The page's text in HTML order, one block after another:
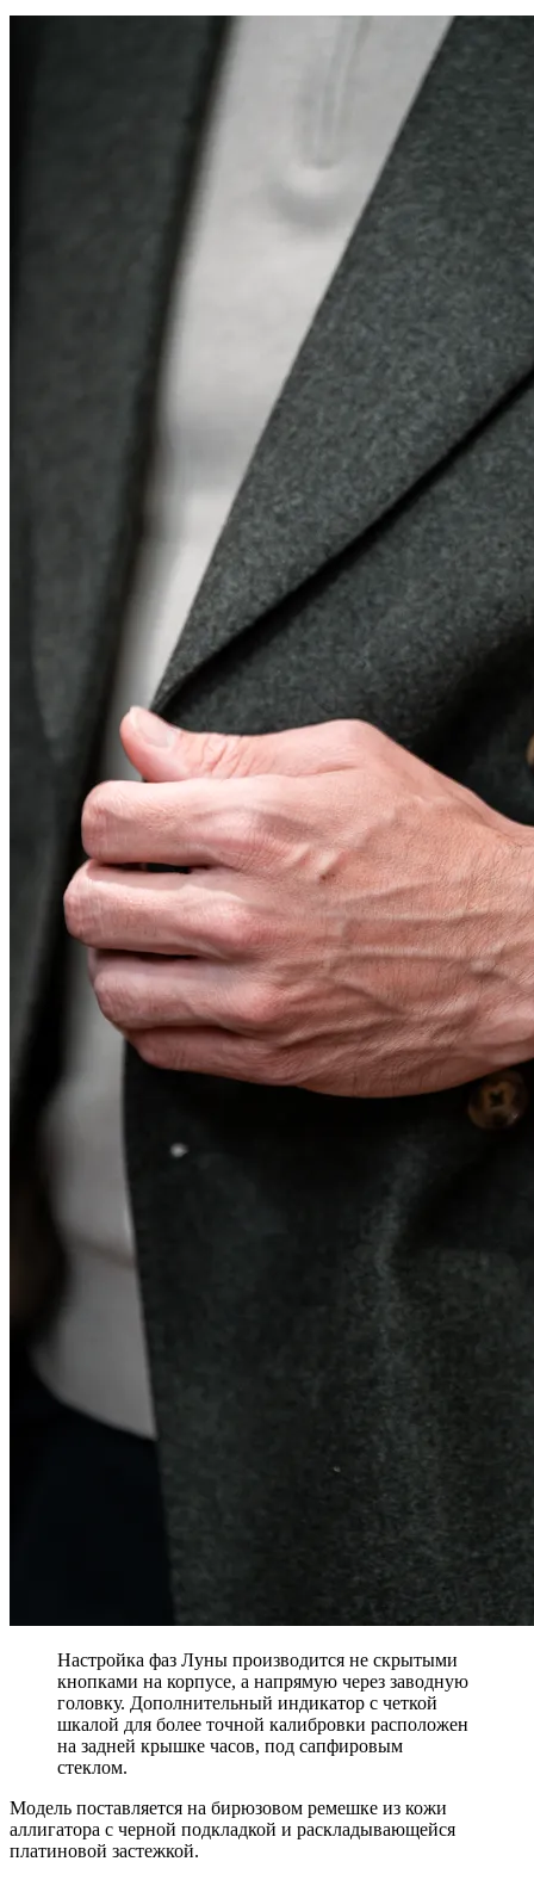
Настройка фаз Луны производится не скрытыми
кнопками на корпусе, а напрямую через заводную
головку. Дополнительный индикатор с четкой
шкалой для более точной калибровки расположен
на задней крышке часов, под сапфировым
стеклом.
Модель поставляется на бирюзовом ремешке из кожи
аллигатора с черной подкладкой и раскладывающейся
платиновой застежкой.